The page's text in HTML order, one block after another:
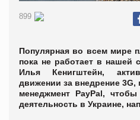
899
Популярная во всем мире
пока не работает в нашей
Илья Кенигштейн,
движении за внедрение
менеджмент PayPal,
деятельность в Украине,